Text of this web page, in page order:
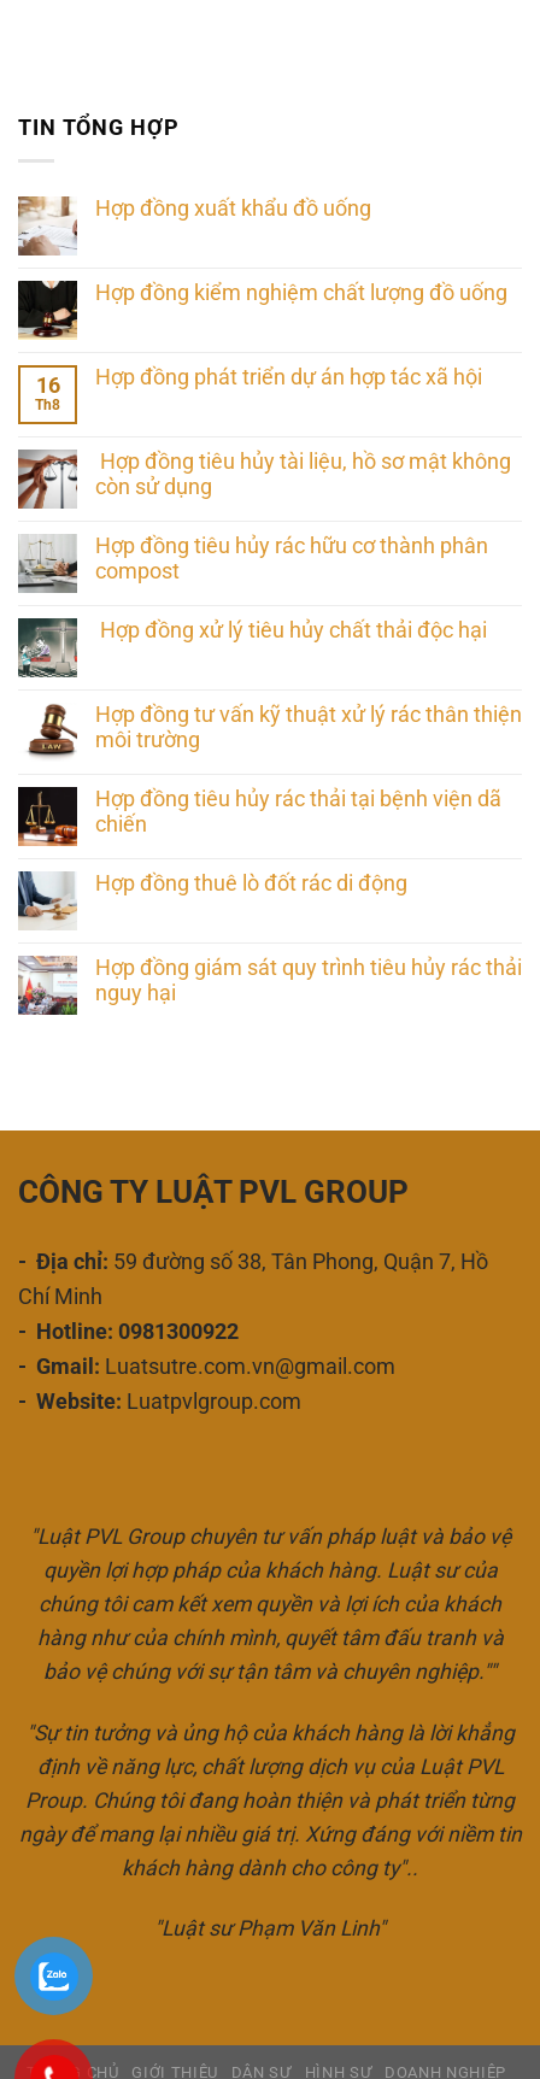
TIN TỔNG HỢP
Hợp đồng xuất khẩu đồ uống
Hợp đồng kiểm nghiệm chất lượng đồ uống
16
Th8
Hợp đồng phát triển dự án hợp tác xã hội
Hợp đồng tiêu hủy tài liệu, hồ sơ mật không
còn sử dụng
Hợp đồng tiêu hủy rác hữu cơ thành phân
compost
Hợp đồng xử lý tiêu hủy chất thải độc hại
Hợp đồng tư vấn kỹ thuật xử lý rác thân thiện
môi trường
Hợp đồng tiêu hủy rác thải tại bệnh viện dã
chiến
Hợp đồng thuê lò đốt rác di động
Hợp đồng giám sát quy trình tiêu hủy rác thải
nguy hại
CÔNG TY LUẬT PVL GROUP
- Địa chỉ: 59 đường số 38, Tân Phong, Quận 7, Hồ
Chí Minh
- Hotline: 0981300922
- Gmail: Luatsutre.com.vn@gmail.com
- Website: Luatpvlgroup.com
"Luật PVL Group chuyên tư vấn pháp luật và bảo vệ
quyền lợi hợp pháp của khách hàng. Luật sư của
chúng tôi cam kết xem quyền và lợi ích của khách
hàng như của chính mình, quyết tâm đấu tranh và
bảo vệ chúng với sự tận tâm và chuyên nghiệp.""
"Sự tin tưởng và ủng hộ của khách hàng là lời khẳng
định về năng lực, chất lượng dịch vụ của Luật PVL
Proup. Chúng tôi đang hoàn thiện và phát triển từng
ngày để mang lại nhiều giá trị. Xứng đáng với niềm tin
khách hàng dành cho công ty"..
"Luật sư Phạm Văn Linh"
TRANG CHỦ GIỚI THIỆU DÂN SỰ HÌNH SỰ DOANH NGHIỆP